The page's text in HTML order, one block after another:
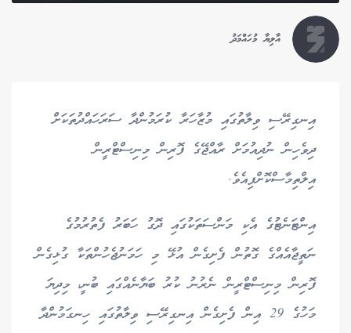
އާލިޔާ މުހައްމަދު
އިނގިރޭސި ވިލާތުގައި މުޒާހަރާ ކުރަމުންދާ ސަރަހައްދުތަކަށް
ދިވެހިން ނުދިއުމަށް ރާއްޖޭގެ ފޮރިން މިނިސްޓްރީން
އިލްތިމާސްކޮށްފިއެވެ.
އިންޓަނެޓުގެ އެކި މަންސަތަކުގައި ދޮގު ހަބަރު ފެތުރުމުގެ
ނަތީޖާއެއްގެ ގޮތުން ފެށިގެން އުޅޭ މި ހަމަނުޖެހުންތަކާ ގުޅިގެން
ފޮރިން މިނިސްޓްރީން ނެރުނު ކުރު ބަޔާނެއްގައި ބުނީ، މިދިޔަ
މަހުގެ 29 އިން ފެށިގެން އިނގިރޭސި ވިލާތުގައި ހިނގަމުންދާ